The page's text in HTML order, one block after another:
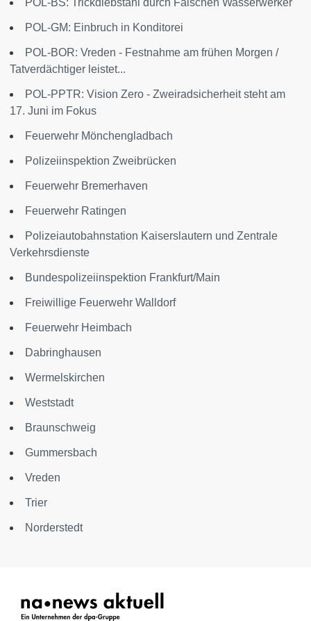
POL-BS: Trickdiebstahl durch Falschen Wasserwerker
POL-GM: Einbruch in Konditorei
POL-BOR: Vreden - Festnahme am frühen Morgen /
Tatverdächtiger leistet...
POL-PPTR: Vision Zero - Zweiradsicherheit steht am
17. Juni im Fokus
Feuerwehr Mönchengladbach
Polizeiinspektion Zweibrücken
Feuerwehr Bremerhaven
Feuerwehr Ratingen
Polizeiautobahnstation Kaiserslautern und Zentrale
Verkehrsdienste
Bundespolizeiinspektion Frankfurt/Main
Freiwillige Feuerwehr Walldorf
Feuerwehr Heimbach
Dabringhausen
Wermelskirchen
Weststadt
Braunschweig
Gummersbach
Vreden
Trier
Norderstedt